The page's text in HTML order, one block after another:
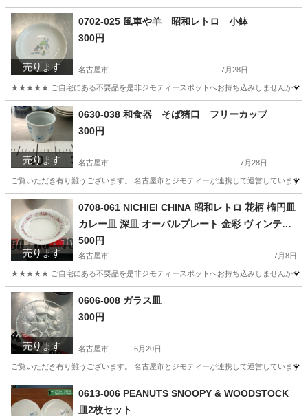
愛知 名古屋市 リユース
売ります
0702-025 風車や羊 昭和レトロ 小鉢
300円
名古屋市 7月28日
★★★★★ ご自宅にある不要品を是非ジモティースポットへお持ち込みしませんか？
愛知 名古屋市 小鉢
売ります
0630-038 和食器 そば猪口 フリーカップ
300円
名古屋市 7月28日
ご覧いただき有り難うございます。 名古屋市とジモティーが連携して運営してい
愛知 名古屋市
売ります
0708-061 NICHIEI CHINA 昭和レトロ 花柄 楕円皿
カレー皿 深皿 オーバルプレート 金彩 ヴィンテー
ジ
500円
名古屋市 7月8日
★★★★★ ご自宅にある不要品を是非ジモティースポットへお持ち込みしませんか？
愛知 名古屋市 ヴィンテージ
売ります
0606-008 ガラス皿
300円
名古屋市 6月20日
ご覧いただき有り難うございます。 名古屋市とジモティーが連携して運営してい
愛知 名古屋市 0613-006 PEANUTS SNOOPY & WOODSTOCK
皿2枚セット